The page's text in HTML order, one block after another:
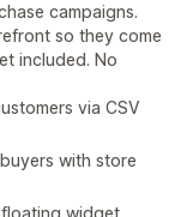
campaigns.
so they come
included. No
via CSV
with store